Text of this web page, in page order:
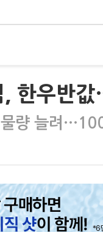
, 한우반
량 늘려